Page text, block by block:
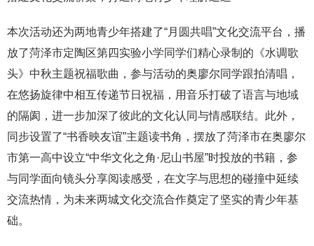
本次活动还为两地青少年搭建了“月圆共唱”文化交流平台，播
放了菏泽市定陶区第四实验小学同学们精心录制的《水调歌
头》中秋主题祝福歌曲，参与活动的奥廖尔同学跟拍清唱，
在悠扬旋律中相互传递节日祝福，用音乐打破了语言与地域
的隔阂，进一步加深了彼此的文化认同与情感联结。此外，
同步设置了“书香映友谊”主题读书角，摆放了菏泽市在奥廖尔
市第一高中设立“中华文化之角·尼山书屋”时投放的书籍，参
与同学面向镜头分享阅读感受，在文字与思想的碰撞中延续
交流热情，为未来两城文化交流合作奠定了坚实的青少年基
础。